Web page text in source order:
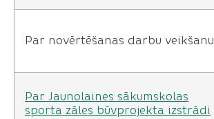
Par novērtēšanas darbu veikšanu
Par Jaunolaines sākumskolas
sporta zāles būvprojekta izstrādi